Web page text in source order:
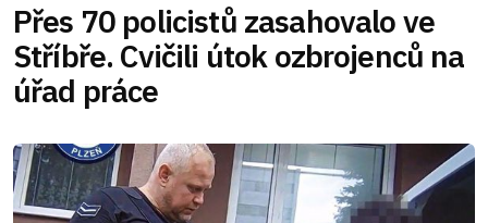
Přes 70 policistů zasahovalo ve
Stříbře. Cvičili útok ozbrojenců na
úřad práce